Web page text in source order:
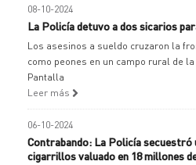
08-10-2024
La Policía detuvo a dos sicarios
Los asesinos a sueldo cruzaron la
como peones en un campo rural de
Pantalla
Leer más
06-10-2024
Contrabando: La Policía secuestró
cigarrillos valuado en 18 millones